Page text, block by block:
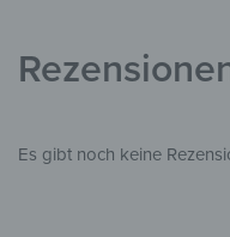
Es gibt noch keine